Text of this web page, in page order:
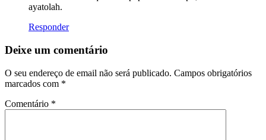
ayatolah.
Responder
Deixe um comentário
O seu endereço de email não será publicado. Campos obrigatórios
marcados com *
Comentário *